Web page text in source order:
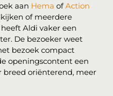
aan Hema ofAction
of meerdere
Aldi vaker een
De bezoeker weet
bezoek compact
openingscontent een
oriënterend, meer